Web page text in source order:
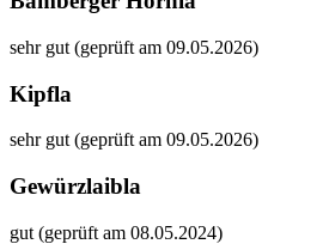
sehr gut (geprüft am 09.05.2026)
Kipfla
sehr gut (geprüft am 09.05.2026)
Gewürzlaibla
gut (geprüft am 08.05.2024)